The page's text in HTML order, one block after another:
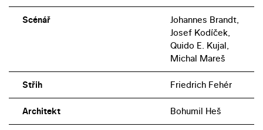
Scénář
Johannes Brandt,
Josef Kodíček,
Quido E. Kujal,
Michal Mareš
Střih Friedrich Fehér
Architekt Bohumil Heš